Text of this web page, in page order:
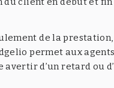
de la prestation,
permet aux
d’un retard ou